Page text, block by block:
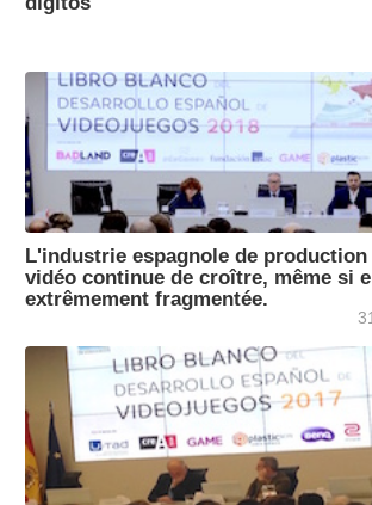
L'industrie espagnole de production
vidéo continue de croître, même si
extrêmement fragmentée.